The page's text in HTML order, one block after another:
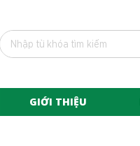
GIỚI THIỆU